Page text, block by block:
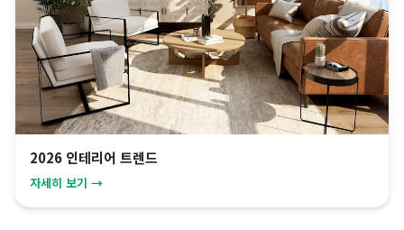
2026 인테리어 트렌드
자세히 보기 →